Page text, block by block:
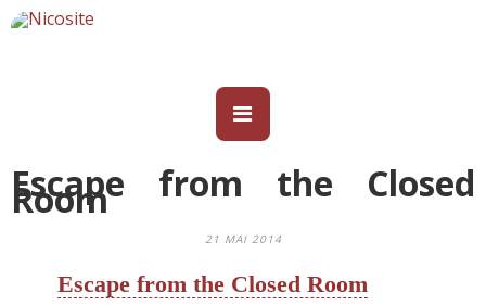
Escape from the Closed
Room
21 MAI 2014
Escape from the Closed Room